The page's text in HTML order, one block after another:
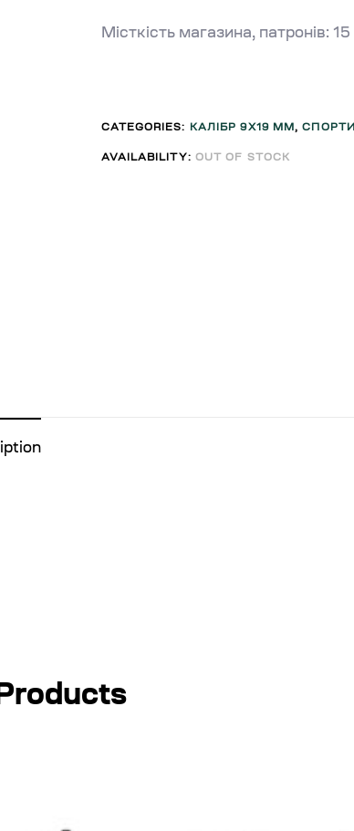
Місткість магазина, патронів: 15
CATEGORIES: КАЛІБР 9Х19 ММ,
AVAILABILITY: OUT OF STOCK